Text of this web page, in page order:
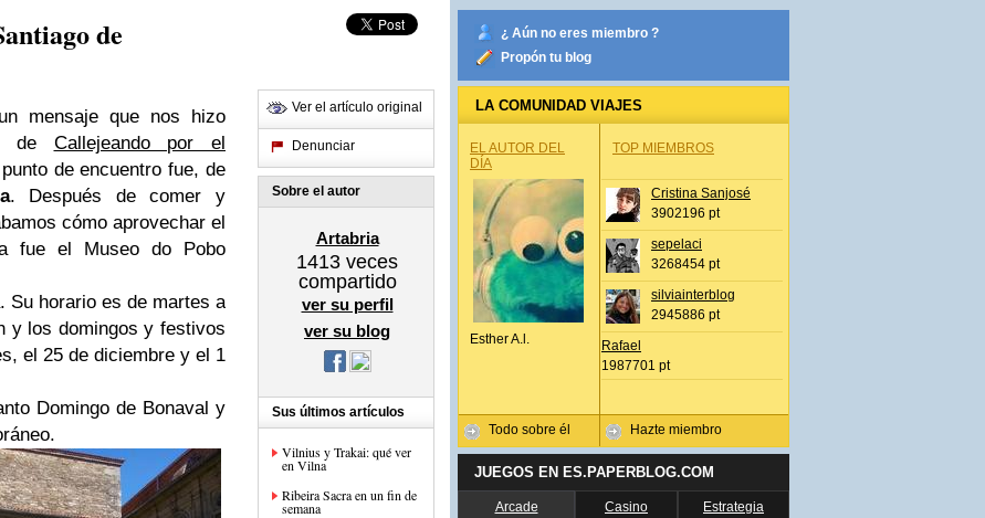
de
mensaje que nos hizo
de Callejeando por el
de encuentro fue, de
. Después de comer y
cómo aprovechar el
fue el Museo do Pobo
Su horario es de martes a
y los domingos y festivos
el 25 de diciembre y el 1
Domingo de Bonaval y
Ver el artículo original
Denunciar
Sobre el autor
Artabria
1413 veces
compartido
ver su perfil
ver su blog
Sus últimos artículos
Vilnius y Trakai: qué ver
en Vilna
Ribeira Sacra en un fin de
semana
¿ Aún no eres miembro ?
Propón tu blog
LA COMUNIDAD VIAJES
EL AUTOR DEL
DÍA
Esther A.l.
Todo sobre él
TOP MIEMBROS
Cristina Sanjosé
3902196 pt
sepelaci
3268454 pt
silviainterblog
2945886 pt
Rafael
1987701 pt
Hazte miembro
JUEGOS EN ES.PAPERBLOG.COM
Arcade Casino Estrategia